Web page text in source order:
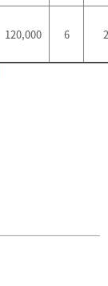
120,000 6 2